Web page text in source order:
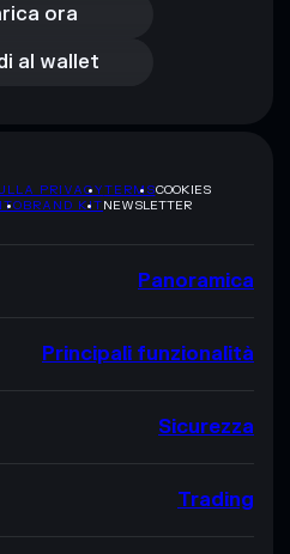
ora
al wallet
al wallet
PRIVACYTERMSCOOKIES
BRAND KITNEWSLETTER
Panoramica
Principali funzionalità
Sicurezza
Trading